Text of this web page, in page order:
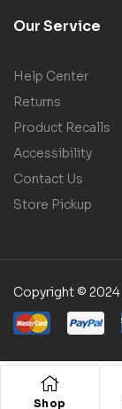
Shop
Our Service
Help Center
Returns
Product Recalls
Accessibility
Contact Us
Store Pickup
Copyright © 2024